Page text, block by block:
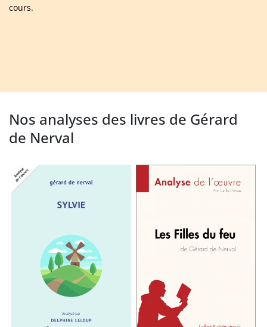
cours.
Nos analyses des livres de Gérard
de Nerval